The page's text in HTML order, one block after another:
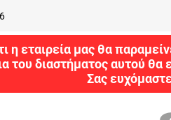
η εταιρεία μας θα
του διαστήματος αυτού
Σας